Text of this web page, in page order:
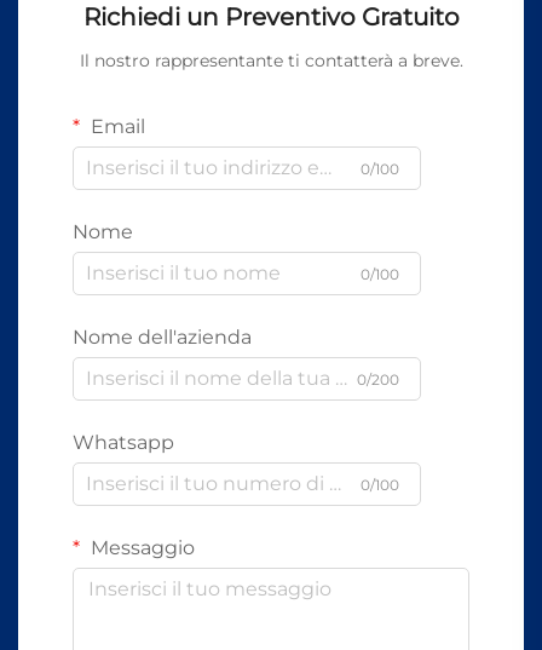
Richiedi un Preventivo Gratuito
Il nostro rappresentante ti contatterà a breve.
Email
0/100
Nome
0/100
Nome dell'azienda
0/200
Whatsapp
0/100
Messaggio